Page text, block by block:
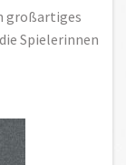
großartiges
Spielerinnen